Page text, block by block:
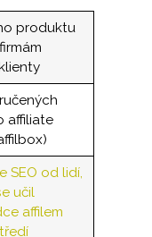
produktu
affiliate
SEO od lidí,
učil
affilem